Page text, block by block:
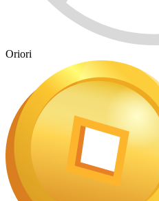
Oriori